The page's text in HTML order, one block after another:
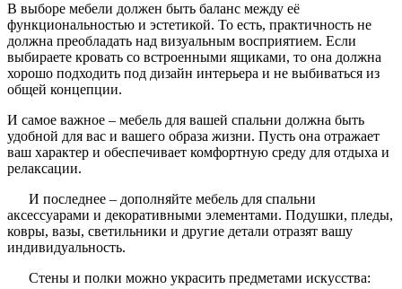
В выборе мебели должен быть баланс между её
функциональностью и эстетикой. То есть, практичность не
должна преобладать над визуальным восприятием. Если
выбираете кровать со встроенными ящиками, то она должна
хорошо подходить под дизайн интерьера и не выбиваться из
общей концепции.
И самое важное – мебель для вашей спальни должна быть
удобной для вас и вашего образа жизни. Пусть она отражает
ваш характер и обеспечивает комфортную среду для отдыха и
релаксации.
И последнее – дополняйте мебель для спальни
аксессуарами и декоративными элементами. Подушки, пледы,
ковры, вазы, светильники и другие детали отразят вашу
индивидуальность.
Стены и полки можно украсить предметами искусства: